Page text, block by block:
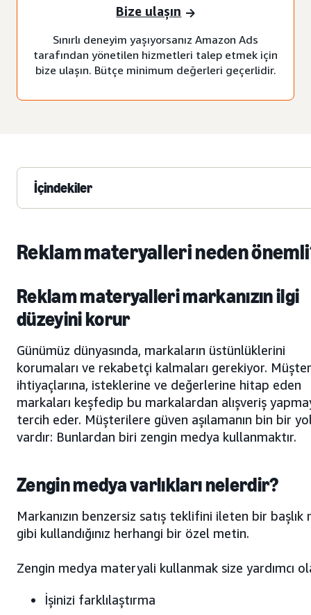
Bize ulaşın
Sınırlı deneyim yaşıyorsanız Amazon Ads
tarafından yönetilen hizmetleri talep etmek için
bize ulaşın. Bütçe minimum değerleri geçerlidir.
İçindekiler
Reklam materyalleri neden
Reklam materyalleri markanızın ilgi
düzeyini korur
Günümüz dünyasında, markaların üstünlüklerini
korumaları ve rekabetçi kalmaları gerekiyor.
ihtiyaçlarına, isteklerine ve değerlerine hitap eden
markaları keşfedip bu markalardan alışveriş
tercih eder. Müşterilere güven aşılamanın bin bir
vardır: Bunlardan biri zengin medya kullanmaktır.
Zengin medya varlıkları nelerdir?
Markanızın benzersiz satış teklifini ileten bir başlık
gibi kullandığınız herhangi bir özel metin.
Zengin medya materyali kullanmak size yardımcı
İşinizi farklılaştırma